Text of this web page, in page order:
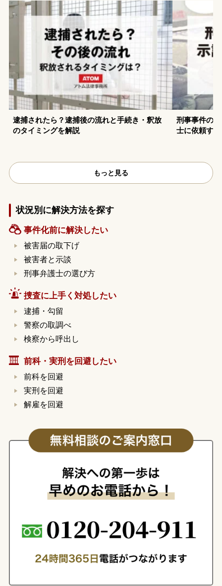
逮捕されたら？逮捕後の流れと手続き・釈放
のタイミングを解説
刑事事件の
士に依頼す
もっと見る
状況別に解決方法を探す
事件化前に解決したい
被害届の取下げ
被害者と示談
刑事弁護士の選び方
捜査に上手く対処したい
逮捕・勾留
警察の取調べ
検察から呼出し
前科・実刑を回避したい
前科を回避
実刑を回避
解雇を回避